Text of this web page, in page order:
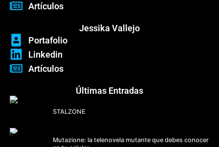
Artículos
Jessika Vallejo
Portafolio
Linkedin
Artículos
Últimas Entradas
STALZONE
Mutazione: la telenovela mutante que debes conocer